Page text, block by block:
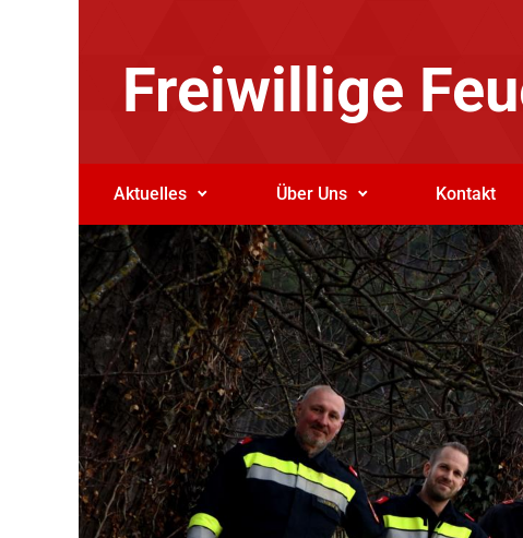
Freiwillige
Aktuelles Über Uns Kontakt